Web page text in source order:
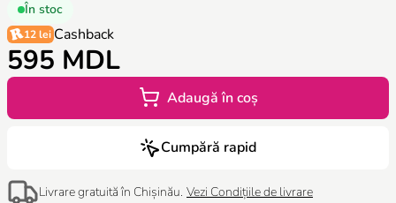
În stoc
12 lei Cashback
595 MDL
Adaugă în coș
Cumpără rapid
Livrare gratuită în Chișinău. Vezi Condițiile de livrare